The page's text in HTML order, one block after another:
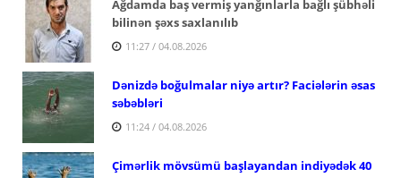
Ağdamda baş vermiş yanğınlarla bağlı şübhəli
bilinən şəxs saxlanılıb
11:27 / 04.08.2026
Dənizdə boğulmalar niyə artır? Faciələrin əsas
səbəbləri
11:24 / 04.08.2026
Çimərlik mövsümü başlayandan indiyədək 40